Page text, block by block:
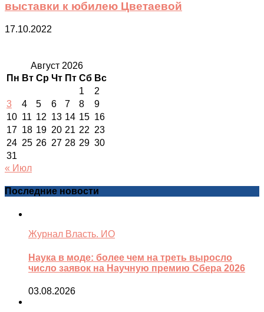
выставки к юбилею Цветаевой
17.10.2022
Август 2026
Пн Вт Ср Чт Пт Сб Вс
1
2
3
4 5 6 7 8
9
10 11 12 13 14 15 16
17 18 19 20 21 22 23
24 25 26 27 28 29 30
31
« Июл
Последние новости
Журнал Власть. ИО
Наука в моде: более чем на треть выросло
число заявок на Научную премию Сбера 2026
03.08.2026